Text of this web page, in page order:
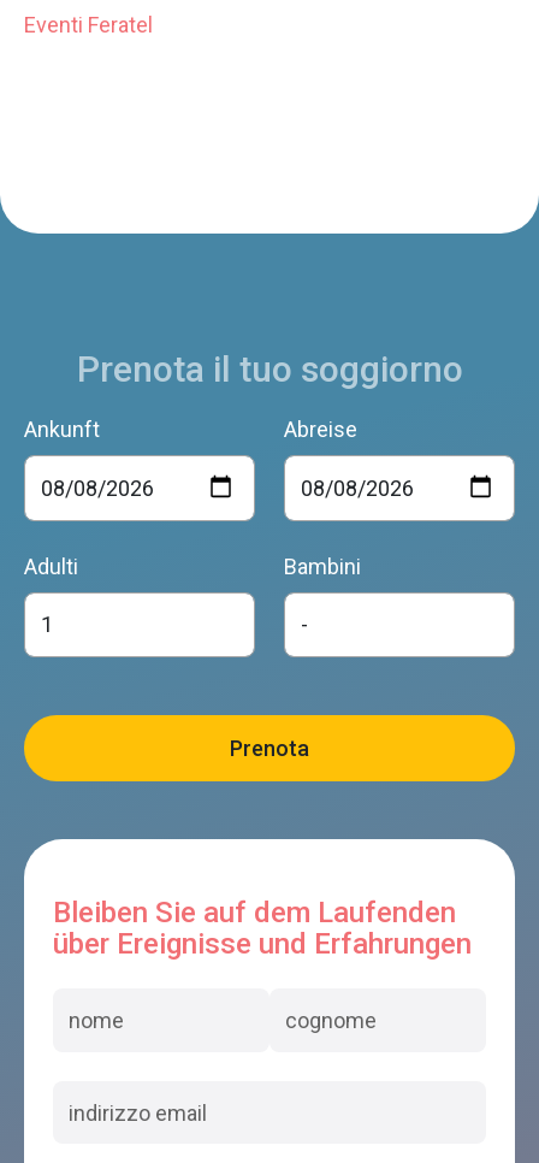
Eventi Feratel
Prenota il tuo soggiorno
Ankunft Abreise
Adulti Bambini
Bleiben Sie auf dem Laufenden
über Ereignisse und Erfahrungen